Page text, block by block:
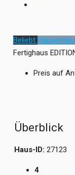
Beliebt
Fertighaus
Preis auf
Überblick
Haus-ID: 27123
4